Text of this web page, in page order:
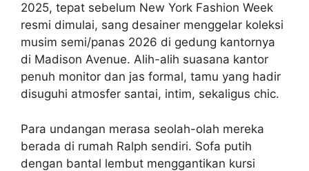
2025, tepat sebelum New York Fashion Week
resmi dimulai, sang desainer menggelar koleksi
musim semi/panas 2026 di gedung kantornya
di Madison Avenue. Alih-alih suasana kantor
penuh monitor dan jas formal, tamu yang hadir
disuguhi atmosfer santai, intim, sekaligus chic.
Para undangan merasa seolah-olah mereka
berada di rumah Ralph sendiri. Sofa putih
dengan bantal lembut menggantikan kursi